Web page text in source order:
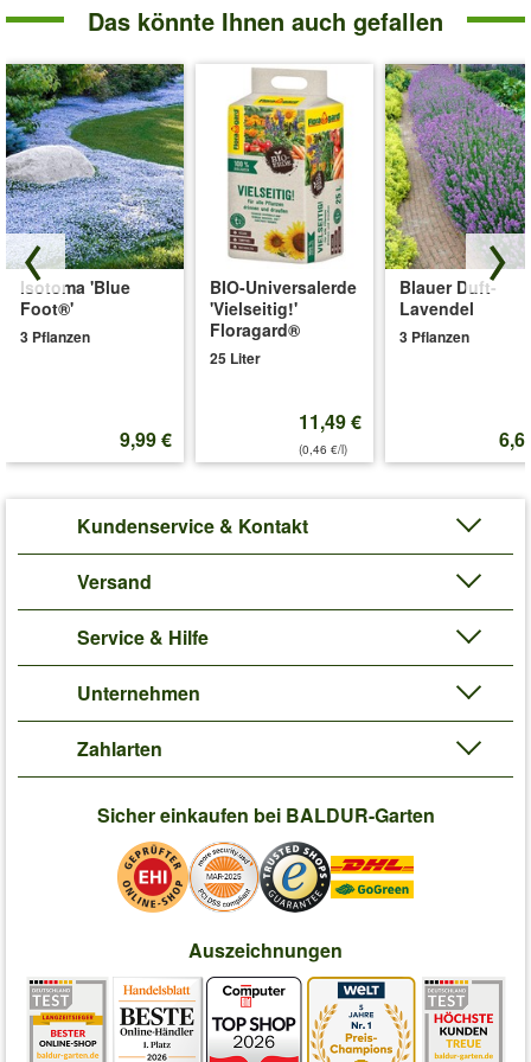
Das könnte Ihnen auch gefallen
Isotoma 'Blue
Foot®'
3 Pflanzen
9,99 €
BIO-Universalerde
'Vielseitig!'
Floragard®
25 Liter
11,49 €
(0,46 €/l)
Blauer Duft-
Lavendel
3 Pflanzen
Kundenservice & Kontakt
Versand
Service & Hilfe
Unternehmen
Zahlarten
Sicher einkaufen bei BALDUR-Garten
Auszeichnungen